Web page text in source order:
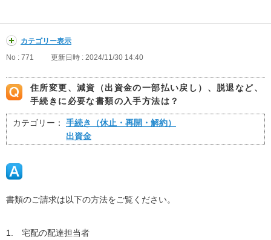
カテゴリー表示
No : 771
更新日時 : 2024/11/30 14:40
住所変更、減資（出資金の一部払い戻し）、脱退など、
手続きに必要な書類の入手方法は？
カテゴリー：
手続き（休止・再開・解約）
出資金
書類のご請求は以下の方法をご覧ください。
1. 宅配の配達担当者